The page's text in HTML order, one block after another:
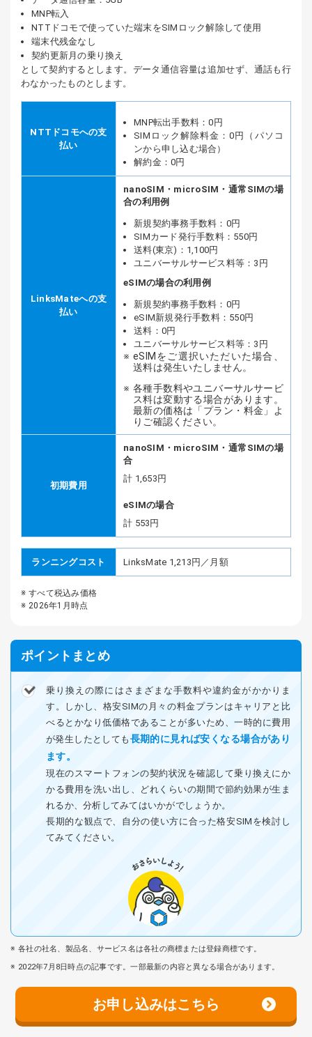
MNP転入
NTTドコモで使っていた端末をSIMロック解除して使用
端末代残金なし
契約更新月の乗り換え
として契約するとします。データ通信容量は追加せず、通話も行
わなかったものとします。
NTTドコモへの支
払い
MNP転出手数料：0円
SIMロック解除料金：0円（パソコ
ンから申し込む場合）
解約金：0円
LinksMateへの支
払い
nanoSIM・microSIM・通常SIMの場
合の利用例
新規契約事務手数料：0円
SIMカード発行手数料：550円
送料(東京)：1,100円
ユニバーサルサービス料等：3円
eSIMの場合の利用例
新規契約事務手数料：0円
eSIM新規発行手数料：550円
送料：0円
ユニバーサルサービス料等：3円
eSIMをご選択いただいた場合、
送料は発生いたしません。
各種手数料やユニバーサルサービ
ス料は変動する場合があります。
最新の価格は「プラン・料金」よ
りご確認ください。
初期費用
nanoSIM・microSIM・通常SIMの場
合
計 1,653円
eSIMの場合
計 553円
ランニングコスト LinksMate 1,213円／月額
すべて税込み価格
2026年1月時点
ポイントまとめ
乗り換えの際にはさまざまな手数料や違約金がかかりま
す。しかし、格安SIMの月々の料金プランはキャリアと比
べるとかなり低価格であることが多いため、一時的に費用
が発生したとしても 長期的に見れば安くなる場合があり
ます。
現在のスマートフォンの契約状況を確認して乗り換えにか
かる費用を洗い出し、どれくらいの期間で節約効果が生ま
れるか、分析してみてはいかがでしょうか。
長期的な観点で、自分の使い方に合った格安SIMを検討し
てみてください。
各社の社名、製品名、サービス名は各社の商標または登録商標です。
2022年7月8日時点の記事です。一部最新の内容と異なる場合があります。
お申し込みはこちら